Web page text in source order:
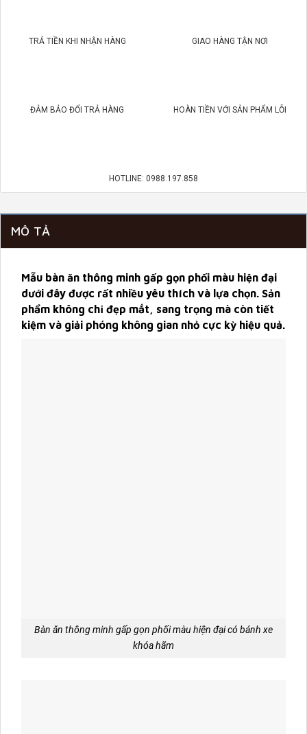
TRẢ TIỀN KHI NHẬN HÀNG GIAO HÀNG TẬN NƠI
ĐẢM BẢO ĐỔI TRẢ HÀNG HOÀN TIỀN VỚI SẢN PHẨM LỖI
HOTLINE: 0988.197.858
MÔ TẢ
Mẫu bàn ăn thông minh gấp gọn phối màu hiện đại
dưới đây được rất nhiều yêu thích và lựa chọn. Sản
phẩm không chỉ đẹp mắt, sang trọng mà còn tiết
kiệm và giải phóng không gian nhỏ cực kỳ hiệu quả.
Bàn ăn thông minh gấp gọn phối màu hiện đại có bánh xe
khóa hãm